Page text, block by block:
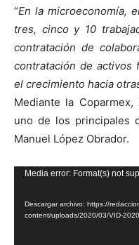
“En la microeconomía,
tres, cinco y 10
contratación de
contratación de activos
el crecimiento hacia
Mediante la
uno de los principales
Manuel López Obrador.
Reproductor
vídeo
Media error: Format(s) not
Descargar archivo: https://
content/uploads/2020/03/VID-